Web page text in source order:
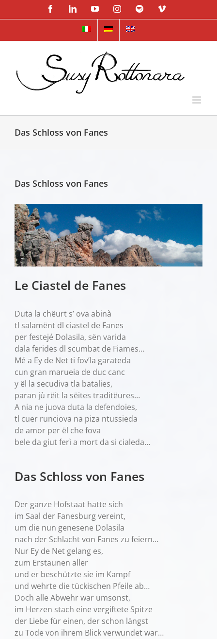
to
FacebookLinkedInYouTubeInstagramSpotifyVimeo
Das Schloss von Fanes
Das Schloss von Fanes
Le Ciastel de Fanes
Duta la chëurt s’ ova abinà
tl salamënt dl ciastel de Fanes
per festejé Dolasila, sën varida
dala ferides dl scumbat de Fiames…
Mé a Ey de Net ti fov’la garateda
cun gran marueia de duc canc
y ël la secudiva tla batalies,
paran jù rëit la sëites traditëures…
A nia ne juova duta la defendoies,
tl cuer runciova na piza ntussieda
de amor per ël che fova
bele da giut ferì a mort da si cialeda…
Das Schloss von Fanes
Der ganze Hofstaat hatte sich
im Saal der Fanesburg vereint,
um die nun genesene Dolasila
nach der Schlacht von Fanes zu feiern…
Nur Ey de Net gelang es,
zum Erstaunen aller
und er beschützte sie im Kampf
und wehrte die tückischen Pfeile ab…
Doch alle Abwehr war umsonst,
im Herzen stach eine vergiftete Spitze
der Liebe für einen, der schon längst
zu Tode von ihrem Blick verwundet war…